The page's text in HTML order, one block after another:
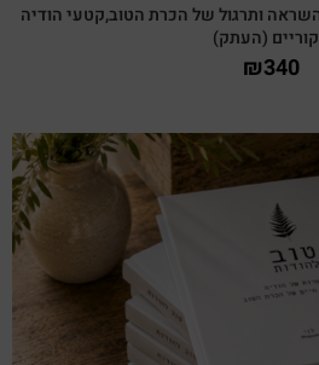
השראה ותרגול של הכרת הטוב,קטעי הודיה
(העתק)
₪340